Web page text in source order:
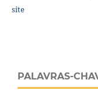
site
PALAVRAS-